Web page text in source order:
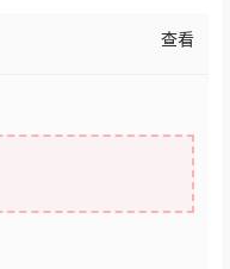
查看